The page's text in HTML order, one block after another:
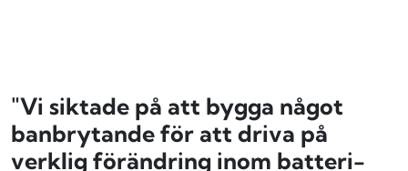
"Vi siktade på att bygga något
banbrytande för att driva på
verklig förändring inom batteri-